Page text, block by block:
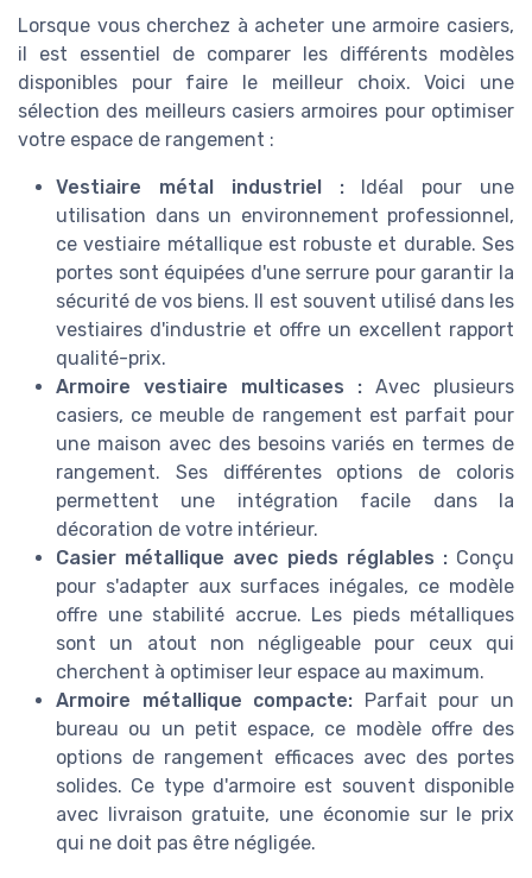
Lorsque vous cherchez à acheter une armoire casiers,
il est essentiel de comparer les différents modèles
disponibles pour faire le meilleur choix. Voici une
sélection des meilleurs casiers armoires pour optimiser
votre espace de rangement :
Vestiaire métal industriel :
Idéal pour une
utilisation dans un environnement professionnel,
ce vestiaire métallique est robuste et durable. Ses
portes sont équipées d'une serrure pour garantir la
sécurité de vos biens. Il est souvent utilisé dans les
vestiaires d'industrie et offre un excellent rapport
qualité-prix.
Armoire vestiaire multicases : Avec plusieurs
casiers, ce meuble de rangement est parfait pour
une maison avec des besoins variés en termes de
rangement. Ses différentes options de coloris
permettent une intégration facile dans la
décoration de votre intérieur.
Casier métallique avec pieds réglables :Conçu
pour s'adapter aux surfaces inégales, ce modèle
offre une stabilité accrue. Les pieds métalliques
sont un atout non négligeable pour ceux qui
cherchent à optimiser leur espace au maximum.
Armoire métallique compacte: Parfait pour un
bureau ou un petit espace, ce modèle offre des
options de rangement efficaces avec des portes
solides. Ce type d'armoire est souvent disponible
avec livraison gratuite, une économie sur le prix
qui ne doit pas être négligée.